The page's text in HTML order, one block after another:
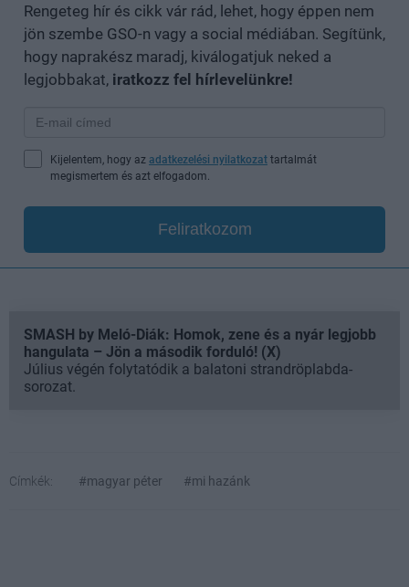
Rengeteg hír és cikk vár rád, lehet, hogy éppen nem
jön szembe GSO-n vagy a social médiában. Segítünk,
hogy naprakész maradj, kiválogatjuk neked a
legjobbakat, iratkozz fel hírlevelünkre!
Kijelentem, hogy az adatkezelési nyilatkozat tartalmát
megismertem és azt elfogadom.
Feliratkozom
SMASH by Meló-Diák: Homok, zene és a nyár legjobb
hangulata – Jön a második forduló! (X)
Július végén folytatódik a balatoni strandröplabda-
sorozat.
Címkék: #magyar péter #mi hazánk